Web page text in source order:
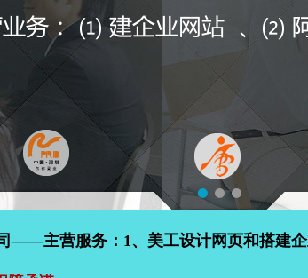
——主营服务：1、美工设计网页和搭建